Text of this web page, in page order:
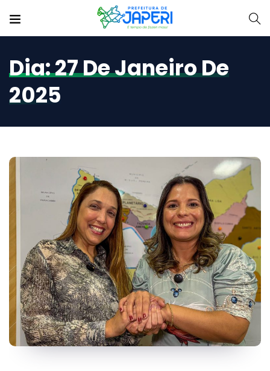
Dia:27 De Janeiro De
2025